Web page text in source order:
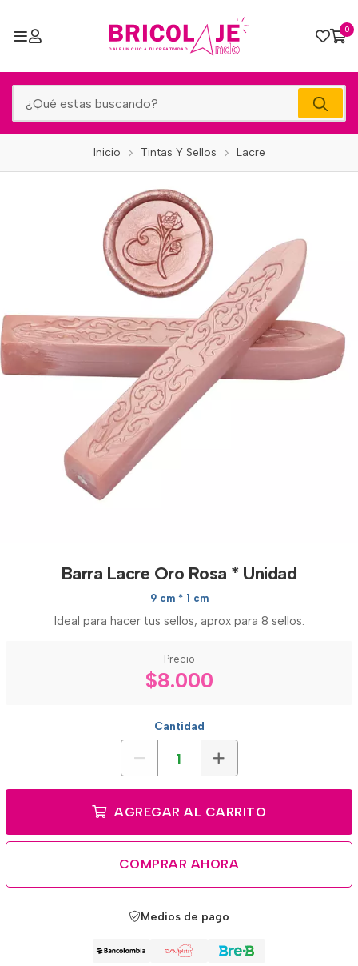
0
Inicio Tintas Y Sellos Lacre
Barra Lacre Oro Rosa * Unidad
9 cm * 1 cm
Ideal para hacer tus sellos, aprox para 8 sellos.
Precio
$8.000
Cantidad
AGREGAR AL CARRITO
COMPRAR AHORA
Medios de pago